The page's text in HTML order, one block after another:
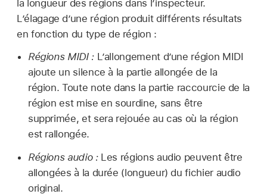
la longueur des régions dans l’inspecteur.
L’élagage d’une région produit différents résultats
en fonction du type de région :
Régions MIDI :L’allongement d’une région MIDI
ajoute un silence à la partie allongée de la
région. Toute note dans la partie raccourcie de la
région est mise en sourdine, sans être
supprimée, et sera rejouée au cas où la région
est rallongée.
Régions audio :Les régions audio peuvent être
allongées à la durée (longueur) du fichier audio
original.